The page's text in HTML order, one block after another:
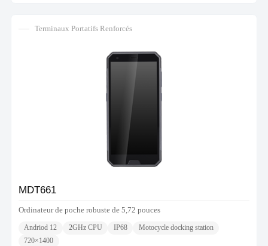
Terminaux Portatifs Renforcés
MDT661
Ordinateur de poche robuste de 5,72 pouces
Andriod 12 2GHz CPU IP68
Motocycle docking station
720×1400